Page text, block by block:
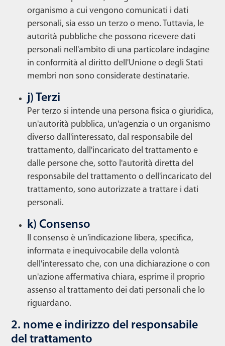
organismo a cui vengono comunicati i dati
personali, sia esso un terzo o meno. Tuttavia, le
autorità pubbliche che possono ricevere dati
personali nell'ambito di una particolare indagine
in conformità al diritto dell'Unione o degli Stati
membri non sono considerate destinatarie.
j) Terzi
Per terzo si intende una persona fisica o giuridica,
un'autorità pubblica, un'agenzia o un organismo
diverso dall'interessato, dal responsabile del
trattamento, dall'incaricato del trattamento e
dalle persone che, sotto l'autorità diretta del
responsabile del trattamento o dell'incaricato del
trattamento, sono autorizzate a trattare i dati
personali.
k) Consenso
Il consenso è un'indicazione libera, specifica,
informata e inequivocabile della volontà
dell'interessato che, con una dichiarazione o con
un'azione affermativa chiara, esprime il proprio
assenso al trattamento dei dati personali che lo
riguardano.
2. nome e indirizzo del responsabile
del trattamento